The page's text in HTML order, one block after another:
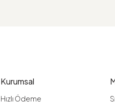
Kurumsal
Hızlı Ödeme